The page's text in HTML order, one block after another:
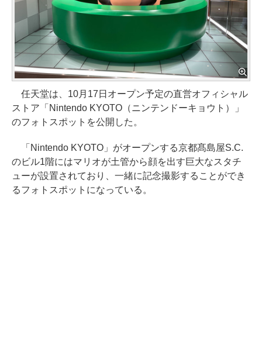
任天堂は、10月17日オープン予定の直営オフィシャル
ストア「Nintendo KYOTO（ニンテンドーキョウト）」
のフォトスポットを公開した。
「Nintendo KYOTO」がオープンする京都髙島屋S.C.
のビル1階にはマリオが土管から顔を出す巨大なスタチ
ューが設置されており、一緒に記念撮影することができ
るフォトスポットになっている。